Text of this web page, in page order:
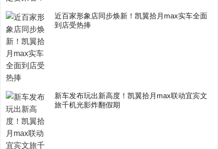
近百家形象店同步焕新！凯翼拾月max实车全面
到店受热捧
新车发布玩出新高度！凯翼拾月max联动宜宾文
旅千机光影炸翻假期